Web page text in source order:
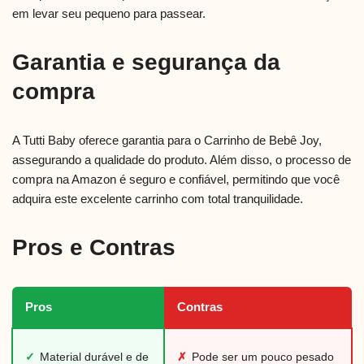
em levar seu pequeno para passear.
Garantia e segurança da
compra
A Tutti Baby oferece garantia para o Carrinho de Bebê Joy,
assegurando a qualidade do produto. Além disso, o processo de
compra na Amazon é seguro e confiável, permitindo que você
adquira este excelente carrinho com total tranquilidade.
Pros e Contras
Pros Contras
✓ Material durável e de ✗ Pode ser um pouco pesado